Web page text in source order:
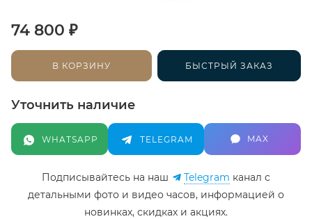
74 800 ₽
В КОРЗИНУ БЫСТРЫЙ ЗАКАЗ
Уточнить наличие
WHATSAPP TELEGRAM MAX
Подписывайтесь на наш Telegram канал c
детальными фото и видео часов, информацией о
новинках, скидках и акциях.